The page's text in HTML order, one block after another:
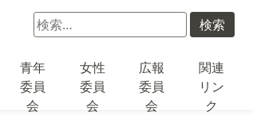
青年
委員
会
女性
委員
会
広報
委員
会
関連
リン
ク
検
索: